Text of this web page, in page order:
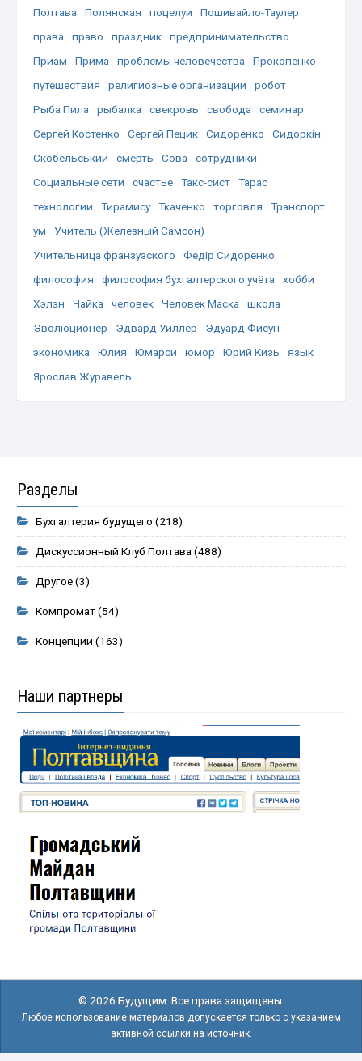
Полтава
Полянская поцелуи
Пошивайло-Таулер
права
право праздник
предпринимательство
Приам
Прима проблемы человечества
Прокопенко
путешествия
религиозные организации
робот
Рыба Пила
рыбалка свекровь свобода
семинар
Сергей Костенко
Сергей Пецик Сидоренко
Сидоркін
Скобельський
смерть Сова
сотрудники
Социальные сети
счастье Такс-сист
Тарас
технологии
Тирамису Ткаченко торговля
Транспорт
ум
Учитель (Железный Самсон)
Учительница франзузского
Федір Сидоренко
философия
философия бухгалтерского учёта
хобби
Хэлэн
Чайка человек Человек Маска
школа
Эволюционер
Эдвард Уиллер
Эдуард Фисун
экономика
Юлия Юмарси юмор Юрий Кизь
язык
Ярослав Журавель
Разделы
Бухгалтерия будущего (218)
Дискуссионный Клуб Полтава(488)
Другое(3)
Компромат(54)
Концепции (163)
Наши партнеры
© 2026 Будущим. Все права защищены.
Любое использование материалов допускается только с указанием
активной ссылки на источник.